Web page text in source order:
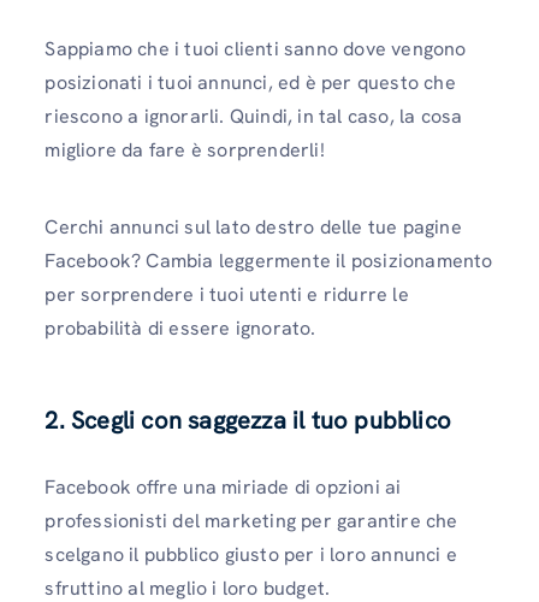
Sappiamo che i tuoi clienti sanno dove vengono
posizionati i tuoi annunci, ed è per questo che
riescono a ignorarli. Quindi, in tal caso, la cosa
migliore da fare è sorprenderli!
Cerchi annunci sul lato destro delle tue pagine
Facebook? Cambia leggermente il posizionamento
per sorprendere i tuoi utenti e ridurre le
probabilità di essere ignorato.
2. Scegli con saggezza il tuo pubblico
Facebook offre una miriade di opzioni ai
professionisti del marketing per garantire che
scelgano il pubblico giusto per i loro annunci e
sfruttino al meglio i loro budget.